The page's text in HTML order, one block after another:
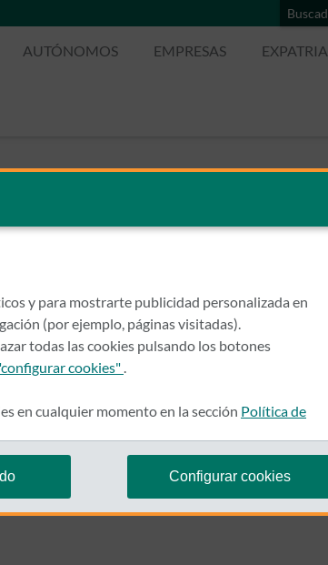
AUTÓNOMOS EMPRESAS
y para mostrarte publicidad personalizada en
(por ejemplo, páginas visitadas).
todas las cookies pulsando los botones
cookies"
en cualquier momento en la sección Política de
Configurar cookies